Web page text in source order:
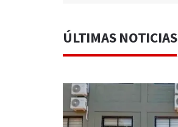
ÚLTIMAS NOTICIAS